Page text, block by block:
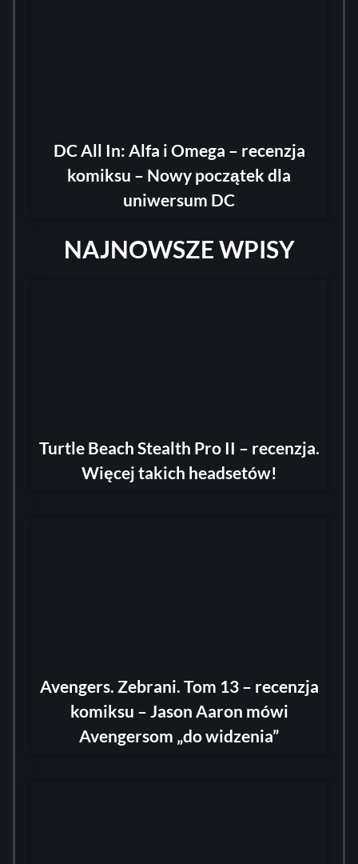
DC All In: Alfa i Omega – recenzja
komiksu – Nowy początek dla
uniwersum DC
NAJNOWSZE WPISY
Turtle Beach Stealth Pro II – recenzja.
Więcej takich headsetów!
Avengers. Zebrani. Tom 13 – recenzja
komiksu – Jason Aaron mówi
Avengersom „do widzenia”